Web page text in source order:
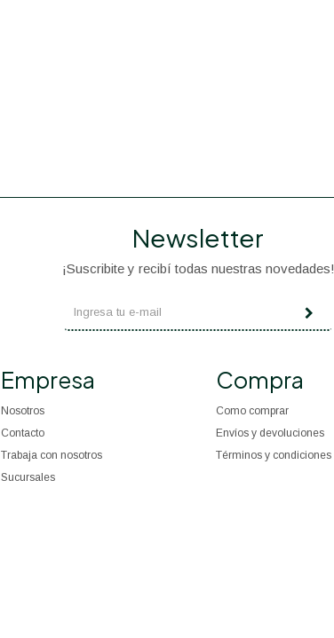
Empresa
Nosotros
Contacto
Trabaja con nosotros
Sucursales
Compra
Como comprar
Envíos y devoluciones
Términos y condiciones
Newsletter
¡Suscribite y recibí todas nuestras novedades!